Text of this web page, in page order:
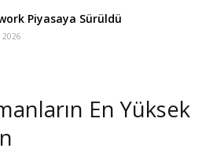
Piyasaya Sürüldü
2026
En Yüksek